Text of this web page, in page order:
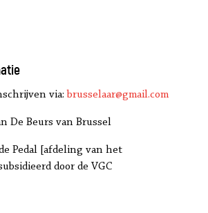
via: brusselaar@gmail.com
De Beurs van Brussel
Pedal [afdeling van het
door de VGC